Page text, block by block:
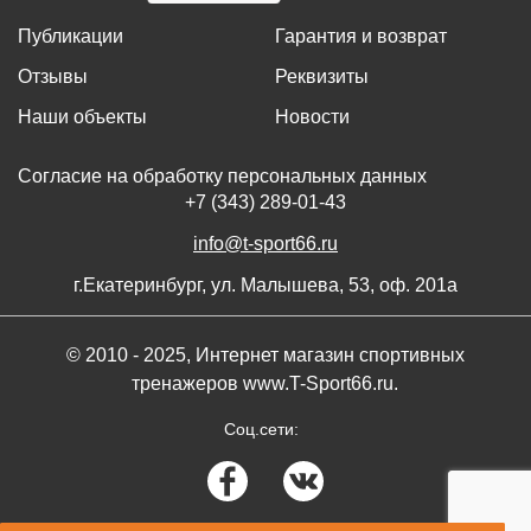
Публикации
Отзывы
Наши объекты
Гарантия и возврат
Реквизиты
Новости
Согласие на обработку персональных данных
+7 (343) 289-01-43
info@t-sport66.ru
г.Екатеринбург, ул. Малышева, 53, оф. 201а
© 2010 - 2025, Интернет магазин спортивных
тренажеров www.T-Sport66.ru.
Соц.сети: